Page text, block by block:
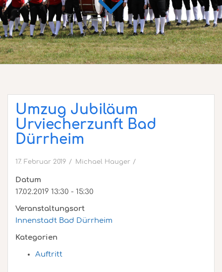
Umzug Jubiläum
Urviecherzunft Bad
Dürrheim
17. Februar 2019 Michael Hauger
Datum
17.02.2019 13:30 - 15:30
Veranstaltungsort
Innenstadt Bad Dürrheim
Kategorien
Auftritt